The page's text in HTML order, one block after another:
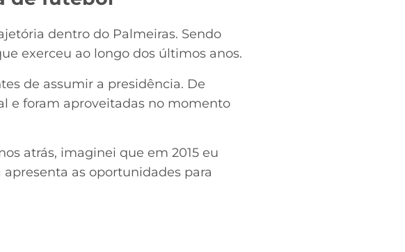
dentro do Palmeiras. Sendo
exerceu ao longo dos últimos anos.
de assumir a presidência. De
e foram aproveitadas no momento
atrás, imaginei que em 2015 eu
as oportunidades para